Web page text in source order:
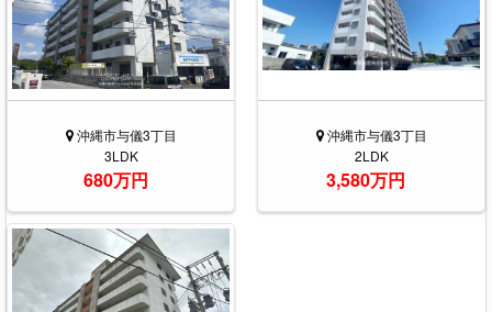
沖縄市与儀3丁目
3LDK
680万円
沖縄市与儀3丁目
2LDK
3,580万円